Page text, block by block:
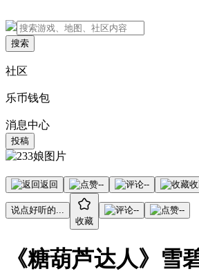
搜索
社区
乐币钱包
消息中心
投稿
返回 -- --
说点好听的...
收藏
-- --
《糖葫芦达人》雪